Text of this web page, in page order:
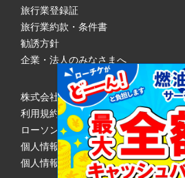
旅行業登録証
旅行業約款・条件書
勧誘方針
企業・法人のみなさまへ
株式会社ローソンエンタテインメント
利用規約
ローソンWEB会員規約
個人情報の取り扱いについて
個人情報保護方針